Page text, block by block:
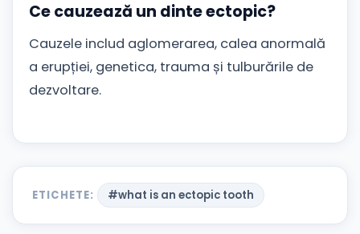
Ce cauzează un dinte ectopic?
Cauzele includ aglomerarea, calea anormală
a erupției, genetica, trauma și tulburările de
dezvoltare.
ETICHETE: #what is an ectopic tooth